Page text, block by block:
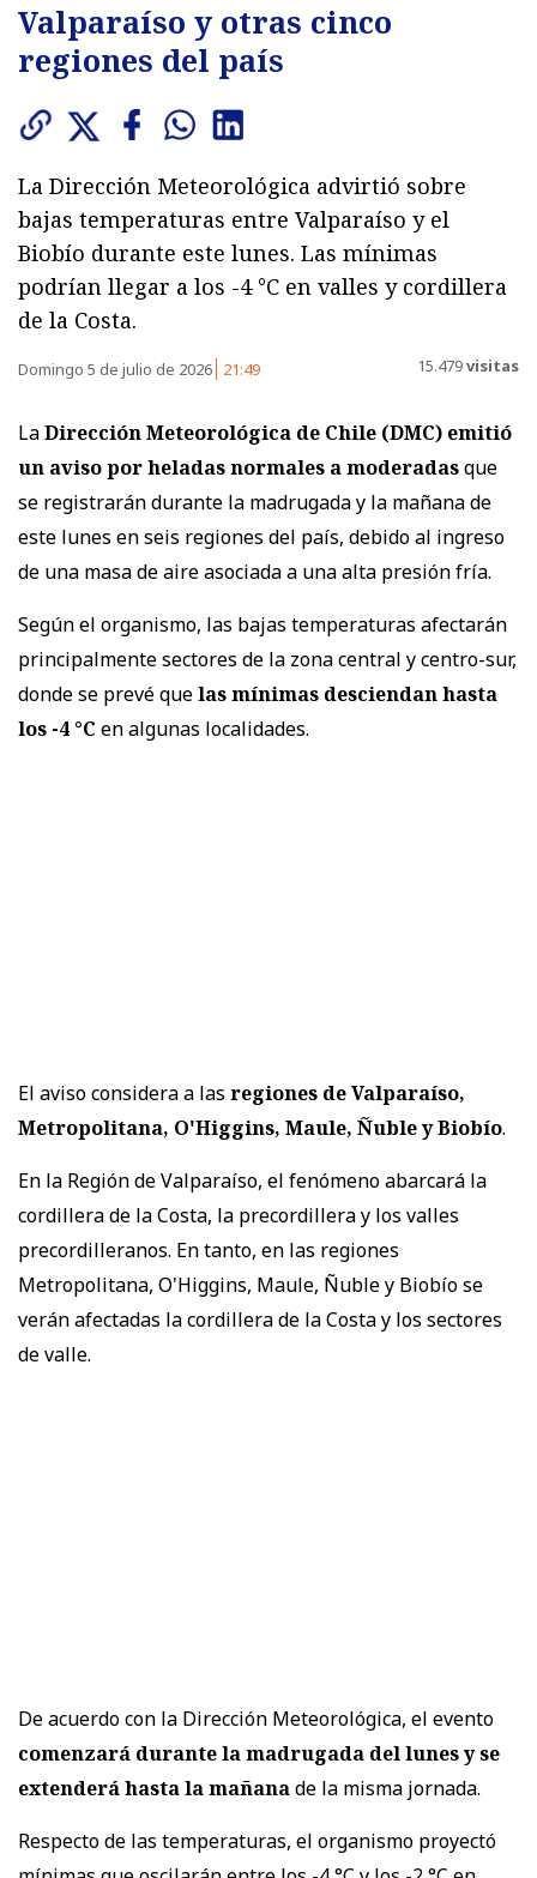
Valparaíso y otras cinco
regiones del país
La Dirección Meteorológica advirtió sobre
bajas temperaturas entre Valparaíso y el
Biobío durante este lunes. Las mínimas
podrían llegar a los -4 °C en valles y cordillera
de la Costa.
Domingo 5 de julio de 2026 21:49 15.479visitas
LaDirección Meteorológica de Chile (DMC) emitió
un aviso por heladas normales a moderadasque
se registrarán durante la madrugada y la mañana de
este lunes en seis regiones del país, debido al ingreso
de una masa de aire asociada a una alta presión fría.
Según el organismo, las bajas temperaturas afectarán
principalmente sectores de la zona central y centro-sur,
donde se prevé quelas mínimas desciendan hasta
los -4 °C en algunas localidades.
El aviso considera a las regiones de Valparaíso,
Metropolitana, O'Higgins, Maule, Ñuble y Biobío.
En la Región de Valparaíso, el fenómeno abarcará la
cordillera de la Costa, la precordillera y los valles
precordilleranos. En tanto, en las regiones
Metropolitana, O'Higgins, Maule, Ñuble y Biobío se
verán afectadas la cordillera de la Costa y los sectores
de valle.
De acuerdo con la Dirección Meteorológica, el evento
comenzará durante la madrugada del lunes y se
extenderá hasta la mañanade la misma jornada.
Respecto de las temperaturas, el organismo proyectó